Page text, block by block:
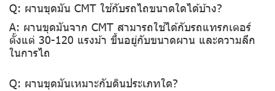
Q: ผานขุดมัน CMT ใช้กับรถไถขนาดใดได้บ้าง?
A: ผานขุดมันจาก CMT สามารถใช้ได้กับรถแทรกเตอร์
ตั้งแต่ 30-120 แรงม้า ขึ้นอยู่กับขนาดผาน และความลึก
ในการไถ
Q: ผานขุดมันเหมาะกับดินประเภทใด?